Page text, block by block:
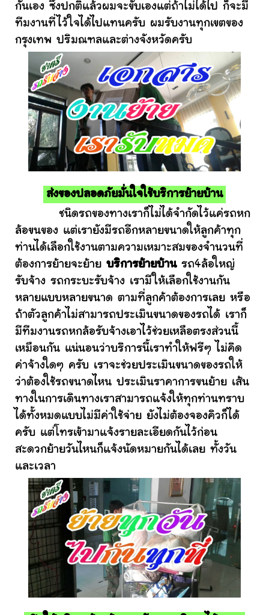
กันเอง ซึ่งปกติแล้วผมจะขับเองแต่ถ้าไม่ได้ไป ก็จะมี
ทีมงานที่ไว้ใจได้ไปแทนครับ ผมรับงานทุกเขตของ
กรุงเทพ ปริมณฑลและต่างจังหวัดครับ
ส่งของปลอดภัยมั่นใจใช้บริการย้ายบ้าน
ชนิดรถของทางเราก็ไม่ได้จำกัดไว้แค่รถหก
ล้อขนของ แต่เรายังมีรถอีกหลายขนาดให้ลูกค้าทุก
ท่านได้เลือกใช้งานตามความเหมาะสมของจำนวนที่
ต้องการย้ายจะย้ายบริการย้ายบ้านรถ4ล้อใหญ่
รับจ้าง รถกระบะรับจ้าง เรามีให้เลือกใช้งานกัน
หลายแบบหลายขนาด ตามที่ลูกค้าต้องการเลย หรือ
ถ้าตัวลูกค้าไม่สามารถประเมินขนาดของรถได้ เราก็
มีทีมงานรถหกล้อรับจ้างเอาไว้ช่วยเหลือตรงส่วนนี้
เหมือนกัน แน่นอนว่าบริการนี้เราทำให้ฟรีๆ ไม่คิด
ค่าจ้างใดๆ ครับ เราจะช่วยประเมินขนาดของรถให้
ว่าต้องใช้รถขนาดไหน ประเมินราคาการขนย้าย เส้น
ทางในการเดินทางเราสามารถแจ้งให้ทุกท่านทราบ
ได้ทั้งหมดแบบไม่มีค่าใช้จ่าย ยังไม่ต้องจองคิวก็ได้
ครับ แต่โทรเข้ามาแจ้งรายละเอียดกันไว้ก่อน
สะดวกย้ายวันไหนก็แจ้งนัดหมายกันได้เลย ทั้งวัน
และเวลา